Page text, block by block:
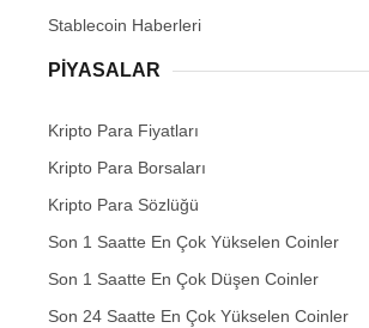
Stablecoin Haberleri
PIYASALAR
Kripto Para Fiyatları
Kripto Para Borsaları
Kripto Para Sözlüğü
Son 1 Saatte En Çok Yükselen Coinler
Son 1 Saatte En Çok Düşen Coinler
Son 24 Saatte En Çok Yükselen Coinler